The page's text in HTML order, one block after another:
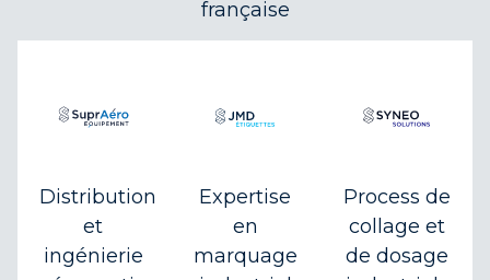
française
Distribution
et
ingénierie
Expertise
en
marquage
Process de
collage et
de dosage